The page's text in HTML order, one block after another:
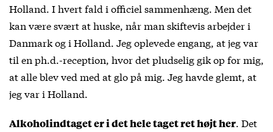
Holland. I hvert fald i officiel sammenhæng. Men det
kan være svært at huske, når man skiftevis arbejder i
Danmark og i Holland. Jeg oplevede engang, at jeg var
til en ph.d.-reception, hvor det pludselig gik op for mig,
at alle blev ved med at glo på mig. Jeg havde glemt, at
jeg var i Holland.
Alkoholindtaget er i det hele taget ret højt her. Det